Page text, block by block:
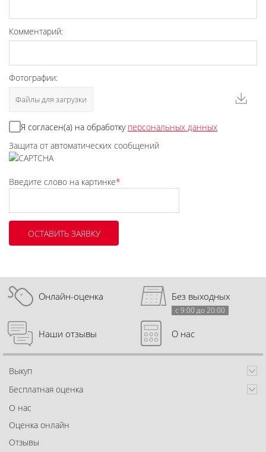
Комментарий:
Фотографии:
Файлы для загрузки
Я согласен(а) на обработку персональных данных
Защита от автоматических сообщений
Введите слово на картинке*
Онлайн-оценка Без выходных
с 9:00 до 20:00
Наши отзывы О нас
Выкуп
Бесплатная оценка
О нас
Оценка онлайн
Отзывы